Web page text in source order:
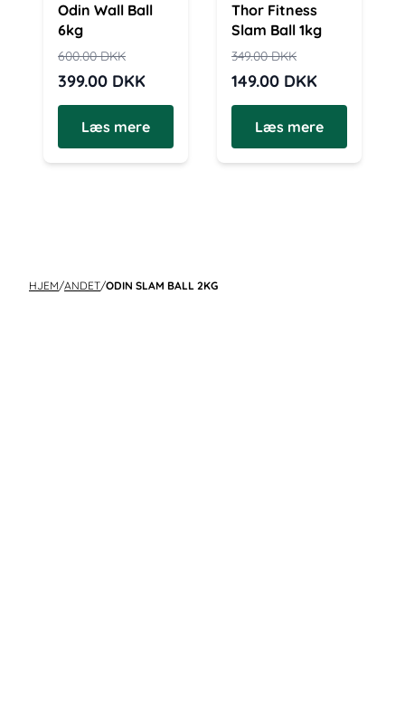
Odin Wall Ball
6kg
600.00DKK
399.00 DKK
Læs mere
Thor Fitness
Slam Ball 1kg
349.00DKK
149.00 DKK
Læs mere
HJEM/ANDET/ODIN SLAM BALL 2KG